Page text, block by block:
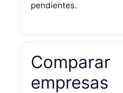
pendientes.
Comparar
empresas